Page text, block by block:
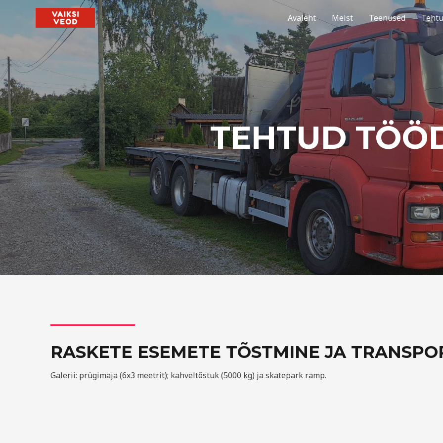
Avaleht Meist Teenused
TEHTUD
RASKETE ESEMETE TÕSTMINE JA
Galerii: prügimaja (6x3 meetrit); kahveltõstuk (5000 kg) ja skatepark ramp.